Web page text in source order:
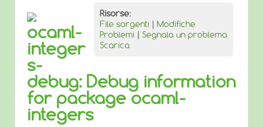
Risorse:
File sorgenti | Modifiche
Problemi | Segnala un problema
Scarica
ocaml-
integer
s-
debug: Debug information
for package ocaml-
integers